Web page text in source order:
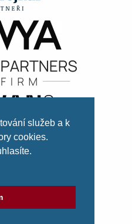
služeb a k
cookies.